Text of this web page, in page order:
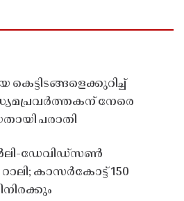
നേരെ
പരാതി
ഡേവിഡ്‌സൺ
കാസർകോട്ട് 150